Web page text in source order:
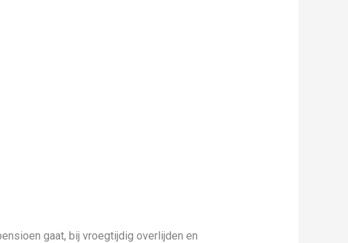
gaat, bij vroegtijdig overlijden en